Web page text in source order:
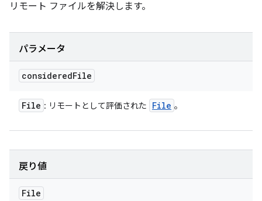
リモート ファイルを解決します。
パラメータ
consideredFile
File : リモートとして評価された File 。
戻り値
File